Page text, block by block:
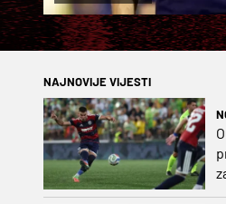
NAJNOVIJE VIJESTI